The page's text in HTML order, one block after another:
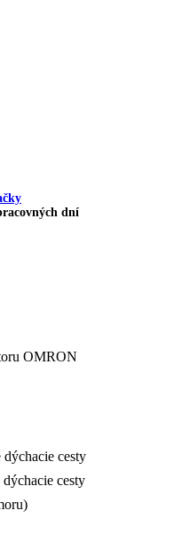
dní
OMRON
cesty
cesty